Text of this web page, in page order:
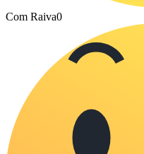
Com Raiva0